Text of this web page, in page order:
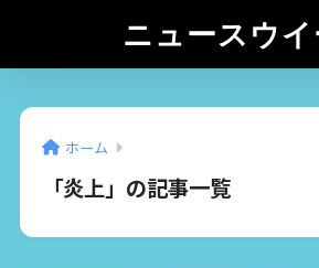
ニュースウイ
ホーム
「炎上」の記事一覧